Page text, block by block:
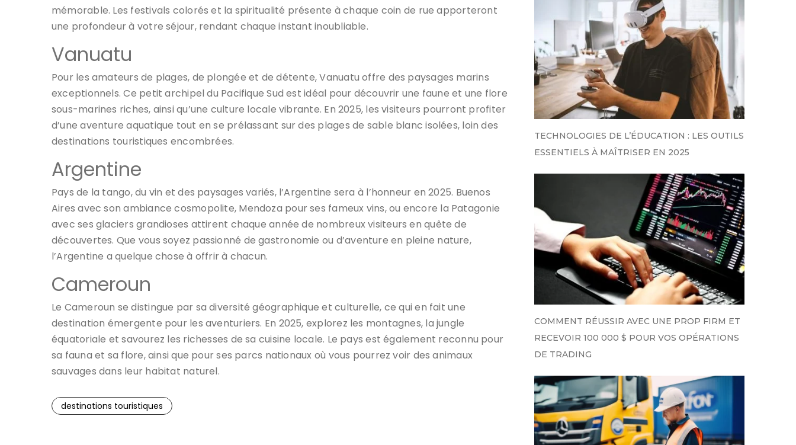
mémorable. Les festivals colorés et la spiritualité présente à chaque coin de rue apporteront
une profondeur à votre séjour, rendant chaque instant inoubliable.
Vanuatu
Pour les amateurs de plages, de plongée et de détente, Vanuatu offre des paysages marins
exceptionnels. Ce petit archipel du Pacifique Sud est idéal pour découvrir une faune et une flore
sous-marines riches, ainsi qu’une culture locale vibrante. En 2025, les visiteurs pourront profiter
d’une aventure aquatique tout en se prélassant sur des plages de sable blanc isolées, loin des
destinations touristiques encombrées.
Argentine
Pays de la tango, du vin et des paysages variés, l’Argentine sera à l’honneur en 2025. Buenos
Aires avec son ambiance cosmopolite, Mendoza pour ses fameux vins, ou encore la Patagonie
avec ses glaciers grandioses attirent chaque année de nombreux visiteurs en quête de
découvertes. Que vous soyez passionné de gastronomie ou d’aventure en pleine nature,
l’Argentine a quelque chose à offrir à chacun.
Cameroun
Le Cameroun se distingue par sa diversité géographique et culturelle, ce qui en fait une
destination émergente pour les aventuriers. En 2025, explorez les montagnes, la jungle
équatoriale et savourez les richesses de sa cuisine locale. Le pays est également reconnu pour
sa fauna et sa flore, ainsi que pour ses parcs nationaux où vous pourrez voir des animaux
sauvages dans leur habitat naturel.
destinations touristiques
TECHNOLOGIES DE L’ÉDUCATION : LES OUTILS
ESSENTIELS À MAÎTRISER EN 2025
COMMENT RÉUSSIR AVEC UNE PROP FIRM ET
RECEVOIR 100 000 $ POUR VOS OPÉRATIONS
DE TRADING